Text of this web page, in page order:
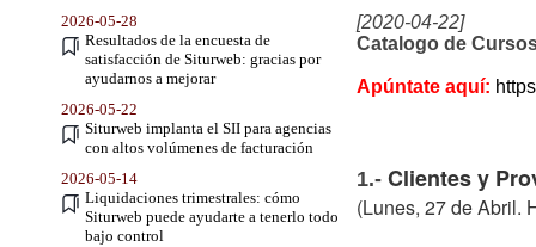
2026-05-28
Resultados de la encuesta de
satisfacción de Siturweb: gracias por
ayudarnos a mejorar
2026-05-22
Siturweb implanta el SII para agencias
con altos volúmenes de facturación
2026-05-14
Liquidaciones trimestrales: cómo
Siturweb puede ayudarte a tenerlo todo
bajo control
[2020-04-22]
Catalogo de
Apúntate aquí:
1.- Clientes y
(Lunes, 27 de Abril.